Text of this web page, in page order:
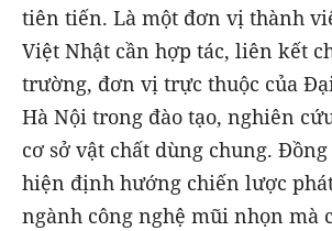
tiên tiến. Là một đơn vị thành
Việt Nhật cần hợp tác, liên kết
trường, đơn vị trực thuộc của
Hà Nội trong đào tạo, nghiên
cơ sở vật chất dùng chung.
hiện định hướng chiến lược
ngành công nghệ mũi nhọn mà